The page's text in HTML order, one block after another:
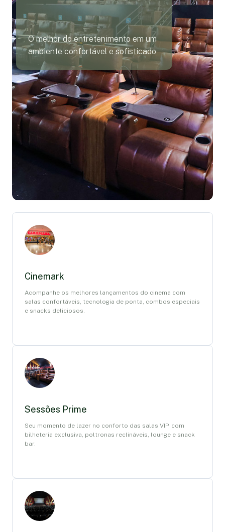
O melhor do entretenimento em um
ambiente confortável e sofisticado
Cinemark
Acompanhe os melhores lançamentos do cinema com
salas confortáveis, tecnologia de ponta, combos especiais
e snacks deliciosos.
Sessões Prime
Seu momento de lazer no conforto das salas VIP, com
bilheteria exclusiva, poltronas reclináveis, lounge e snack
bar.